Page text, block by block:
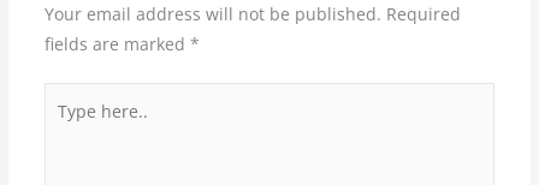
Your email address will not be published. Required
fields are marked *
here..